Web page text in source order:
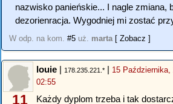
nazwisko panieńskie... I nagle zmiana,
dezorienracja. Wygodniej mi zostać
W odp. na kom. #5 uż. marta [ Zobacz ]
11
louie | 178.235.221.* | 15 Października,
02:55
Każdy dyplom trzeba i tak